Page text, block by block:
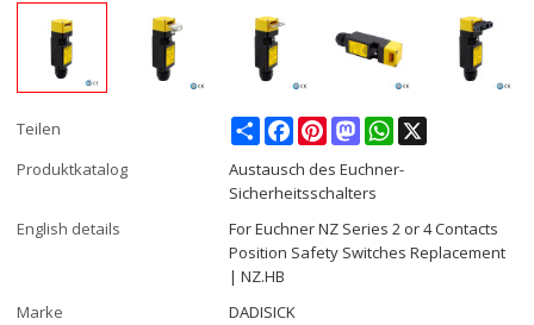
Teilen ShareFacebookPinterestMastodonWhatsApp
Produktkatalog
Austausch des Euchner-
Sicherheitsschalters
English details
For Euchner NZ Series 2 or 4 Contacts
Position Safety Switches Replacement
| NZ.HB
Marke
DADISICK